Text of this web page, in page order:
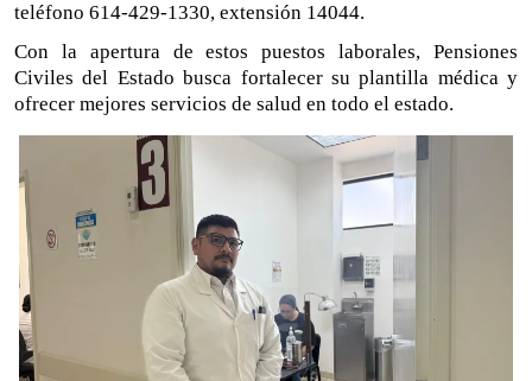
teléfono 614-429-1330, extensión 14044.
Con la apertura de estos puestos laborales, Pensiones
Civiles del Estado busca fortalecer su plantilla médica y
ofrecer mejores servicios de salud en todo el estado.